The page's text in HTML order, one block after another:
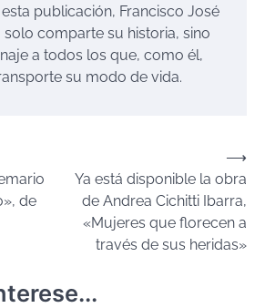
publicación, Francisco José
solo comparte su historia, sino
a todos los que, como él,
su modo de vida.
de
Ya está disponible la obra
de Andrea Cichitti Ibarra,
«Mujeres que florecen a
través de sus heridas»
⟶